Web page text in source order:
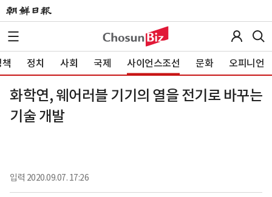
정치 사회 국제 사이언스조선 문화 오피니언
화학연, 웨어러블 기기의 열을 전기로 바꾸는
기술 개발
입력 2020.09.07. 17:26